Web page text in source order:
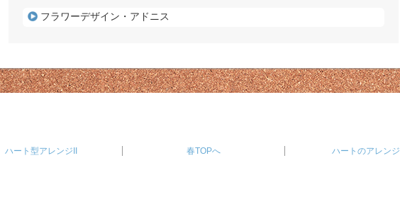
フラワーデザイン・アドニス
ハート型アレンジII 春TOPへ ハートのアレンジ